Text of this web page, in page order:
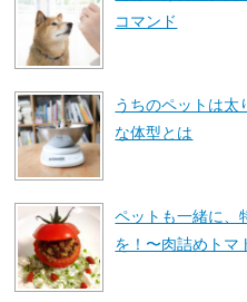
コマンド
うちのペットは太
な体型とは
ペットも一緒に、
を！〜肉詰めトマ